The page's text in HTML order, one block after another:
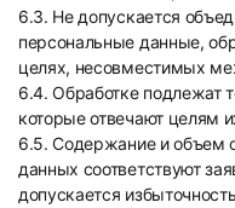
6.3. Не допускается
персональные данные,
целях, несовместимых
6.4. Обработке подлежат
которые отвечают целям
6.5. Содержание и объем
данных соответствуют
допускается